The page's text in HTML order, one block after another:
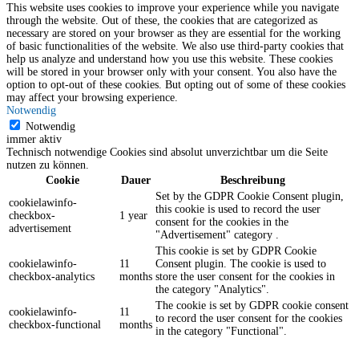
This website uses cookies to improve your experience while you navigate
through the website. Out of these, the cookies that are categorized as
necessary are stored on your browser as they are essential for the working
of basic functionalities of the website. We also use third-party cookies that
help us analyze and understand how you use this website. These cookies
will be stored in your browser only with your consent. You also have the
option to opt-out of these cookies. But opting out of some of these cookies
may affect your browsing experience.
Notwendig
Notwendig
immer aktiv
Technisch notwendige Cookies sind absolut unverzichtbar um die Seite
nutzen zu können.
Cookie
Dauer
Beschreibung
cookielawinfo-
checkbox-
advertisement
1 year
Set by the GDPR Cookie Consent plugin,
this cookie is used to record the user
consent for the cookies in the
"Advertisement" category .
cookielawinfo-
checkbox-analytics
11
months
This cookie is set by GDPR Cookie
Consent plugin. The cookie is used to
store the user consent for the cookies in
the category "Analytics".
cookielawinfo-
checkbox-functional
11
months
The cookie is set by GDPR cookie consent
to record the user consent for the cookies
in the category "Functional".